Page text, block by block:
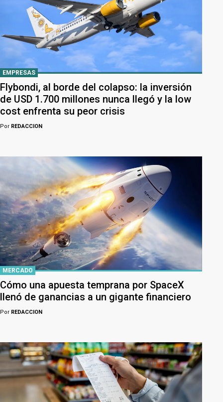
EMPRESAS
Flybondi, al borde del colapso: la inversión
de USD 1.700 millones nunca llegó y la low
cost enfrenta su peor crisis
Por REDACCION
MERCADO
Cómo una apuesta temprana por SpaceX
llenó de ganancias a un gigante financiero
Por REDACCION